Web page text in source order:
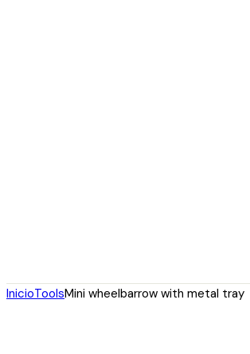
InicioToolsMini wheelbarrow with metal tray